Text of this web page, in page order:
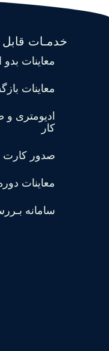
خدمـات قابل
معاینات
معاینات
ادیومتری
کار
صدور کارت
معاینات
سامانه